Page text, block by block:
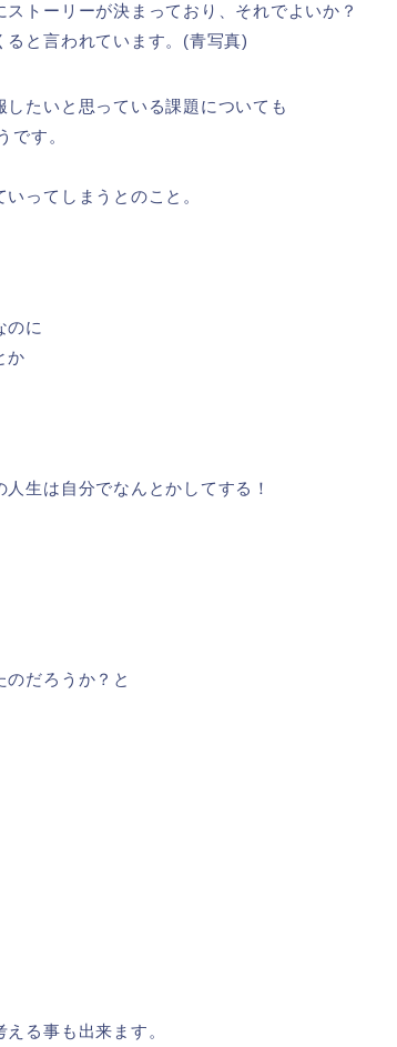
トーリーが決まっており、それでよいか？
と言われています。(青写真)
たいと思っている課題についても
です。
ってしまうとのこと。
のに
か
生は自分でなんとかしてする！
のだろうか？と
る事も出来ます。